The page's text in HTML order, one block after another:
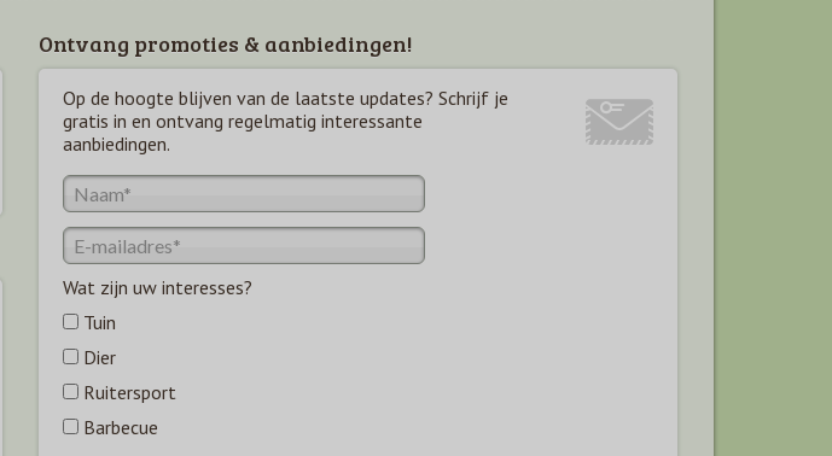
Ontvang promoties & aanbiedingen!
Op de hoogte blijven van de laatste updates? Schrijf je
gratis in en ontvang regelmatig interessante
aanbiedingen.
Wat zijn uw interesses?
Tuin
Dier
Ruitersport
Barbecue